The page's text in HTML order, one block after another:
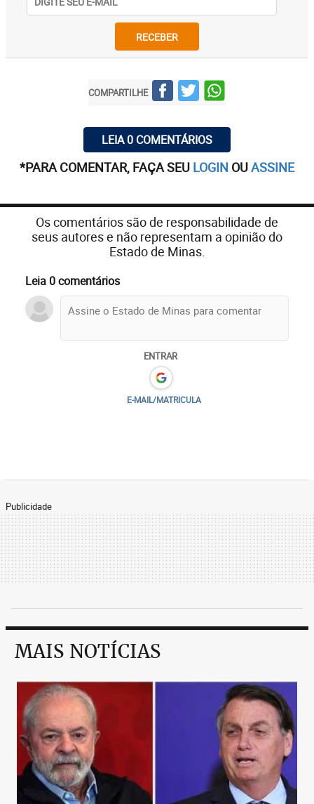
RECEBER
COMPARTILHE
LEIA 0 COMENTÁRIOS
*PARA COMENTAR, FAÇA SEU LOGIN OUASSINE
Os comentários são de responsabilidade de
seus autores e não representam a opinião do
Estado de Minas.
Leia 0 comentários
ENTRAR
E-MAIL/MATRICULA
Publicidade
MAIS NOTÍCIAS